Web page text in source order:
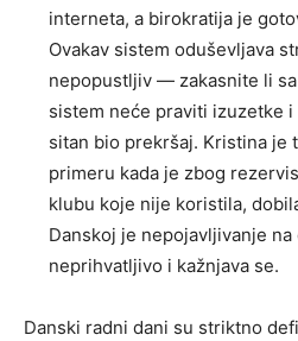
interneta, a birokratija je
Ovakav sistem oduševljava
nepopustljiv — zakasnite li
sistem neće praviti izuzetke i
sitan bio prekršaj. Kristina je
primeru kada je zbog
klubu koje nije koristila,
Danskoj je nepojavljivanje
neprihvatljivo i kažnjava se.
Danski radni dani su striktno